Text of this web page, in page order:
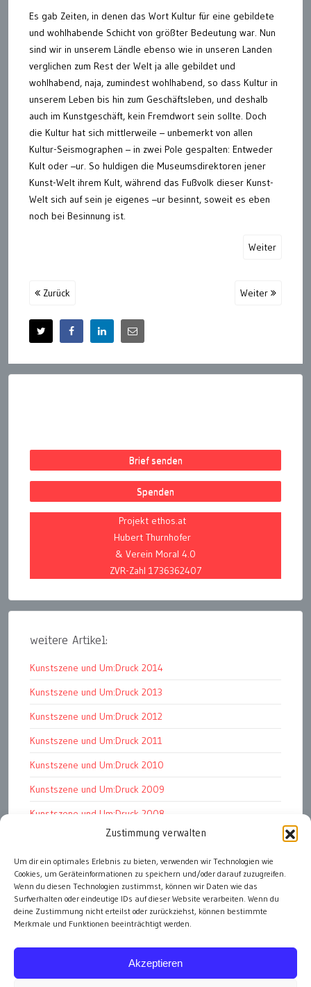
Zustimmung verwalten
Um dir ein optimales Erlebnis zu bieten, verwenden wir Technologien wie
Cookies, um Geräteinformationen zu speichern und/oder darauf zuzugreifen.
Wenn du diesen Technologien zustimmst, können wir Daten wie das
Surfverhalten oder eindeutige IDs auf dieser Website verarbeiten. Wenn du
deine Zustimmung nicht erteilst oder zurückziehst, können bestimmte
Merkmale und Funktionen beeinträchtigt werden.
Akzeptieren
Es gab Zeiten, in denen das Wort Kultur für eine gebildete
und wohlhabende Schicht von größter Bedeutung war. Nun
sind wir in unserem Ländle ebenso wie in unseren Landen
verglichen zum Rest der Welt ja alle gebildet und
wohlhabend, naja, zumindest wohlhabend, so dass Kultur in
unserem Leben bis hin zum Geschäftsleben, und deshalb
auch im Kunstgeschäft, kein Fremdwort sein sollte. Doch
die Kultur hat sich mittlerweile – unbemerkt von allen
Kultur-Seismographen – in zwei Pole gespalten: Entweder
Kult oder –ur. So huldigen die Museumsdirektoren jener
Kunst-Welt ihrem Kult, während das Fußvolk dieser Kunst-
Welt sich auf sein je eigenes –ur besinnt, soweit es eben
noch bei Besinnung ist.
Weiter
Zurück Weiter
Brief senden
Spenden
Projekt ethos.at
Hubert Thurnhofer
& Verein Moral 4.0
ZVR-Zahl 1736362407
weitere Artikel:
Kunstszene und Um:Druck 2014
Kunstszene und Um:Druck 2013
Kunstszene und Um:Druck 2012
Kunstszene und Um:Druck 2011
Kunstszene und Um:Druck 2010
Kunstszene und Um:Druck 2009
Kunstszene und Um:Druck 2008
Kunstszene und Um:Druck 2007
Kunst kommt von Können
Renaissance der Druckgraphik
alle Artikel